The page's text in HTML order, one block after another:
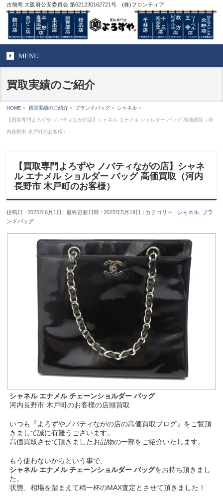
古物商 大阪府公安委員会 第621230162721号 (株)フロンティア
MENU
買取実績のご紹介
HOME » 買取実績のご紹介 » ブランドバッグ » シャネル »
【買取専門よろずや ノバティながの店】シャネル エナメル ショルダー バッグ 高価買取（河
内長野市 木戸町のお客様）
【買取専門よろずや ノバティながの店】シャネ
ル エナメル ショルダー バッグ 高価買取（河内
長野市 木戸町のお客様）
投稿日 : 2025年6月1日 最終更新日時 : 2025年5月19日 カテゴリー : シャネル ブラ
ンドバッグ
シャネル エナメル チェーンショルダー バッグ
河内長野市 木戸町のお客様の店頭買取
いつも『よろずやノバティながの店の高価買取ブログ』をご覧頂
きまして誠に有難うございます。
高価買取させて頂きましたお品物の一部をご紹介いたします。
もう使わないからという事で、
シャネル エナメル チェーンショルダー バッグをお持ち頂きまし
た。
状態、相場を踏まえて精一杯のMAX査定とさせて頂きました！